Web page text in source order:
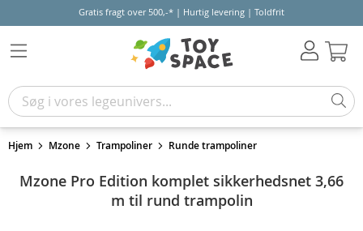
Gratis fragt over 500,-* | Hurtig levering | Toldfrit
Hjem Mzone Trampoliner Runde trampoliner
Mzone Pro Edition komplet sikkerhedsnet 3,66
m til rund trampolin